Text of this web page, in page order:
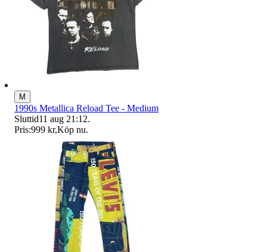
M
1990s Metallica Reload Tee - Medium
Sluttid11 aug 21:12.
Pris:999 kr,Köp nu.